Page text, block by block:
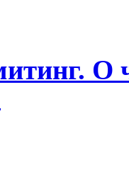
О